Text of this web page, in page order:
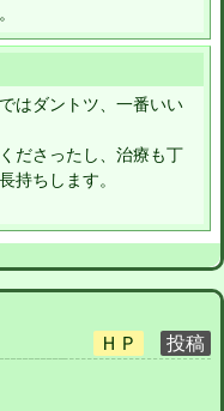
はダントツ、一番いい
ださったし、治療も丁
持ちします。